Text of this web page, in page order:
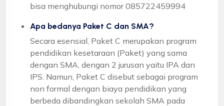
bisa menghubungi nomor 085722459994
Apa bedanya Paket C dan SMA?
Secara esensial, Paket C merupakan program
pendidikan kesetaraan (Paket) yang sama
dengan SMA, dengan 2 jurusan yaitu IPA dan
IPS. Namun, Paket C disebut sebagai program
non formal dengan biaya pendidikan yang
berbeda dibandingkan sekolah SMA pada